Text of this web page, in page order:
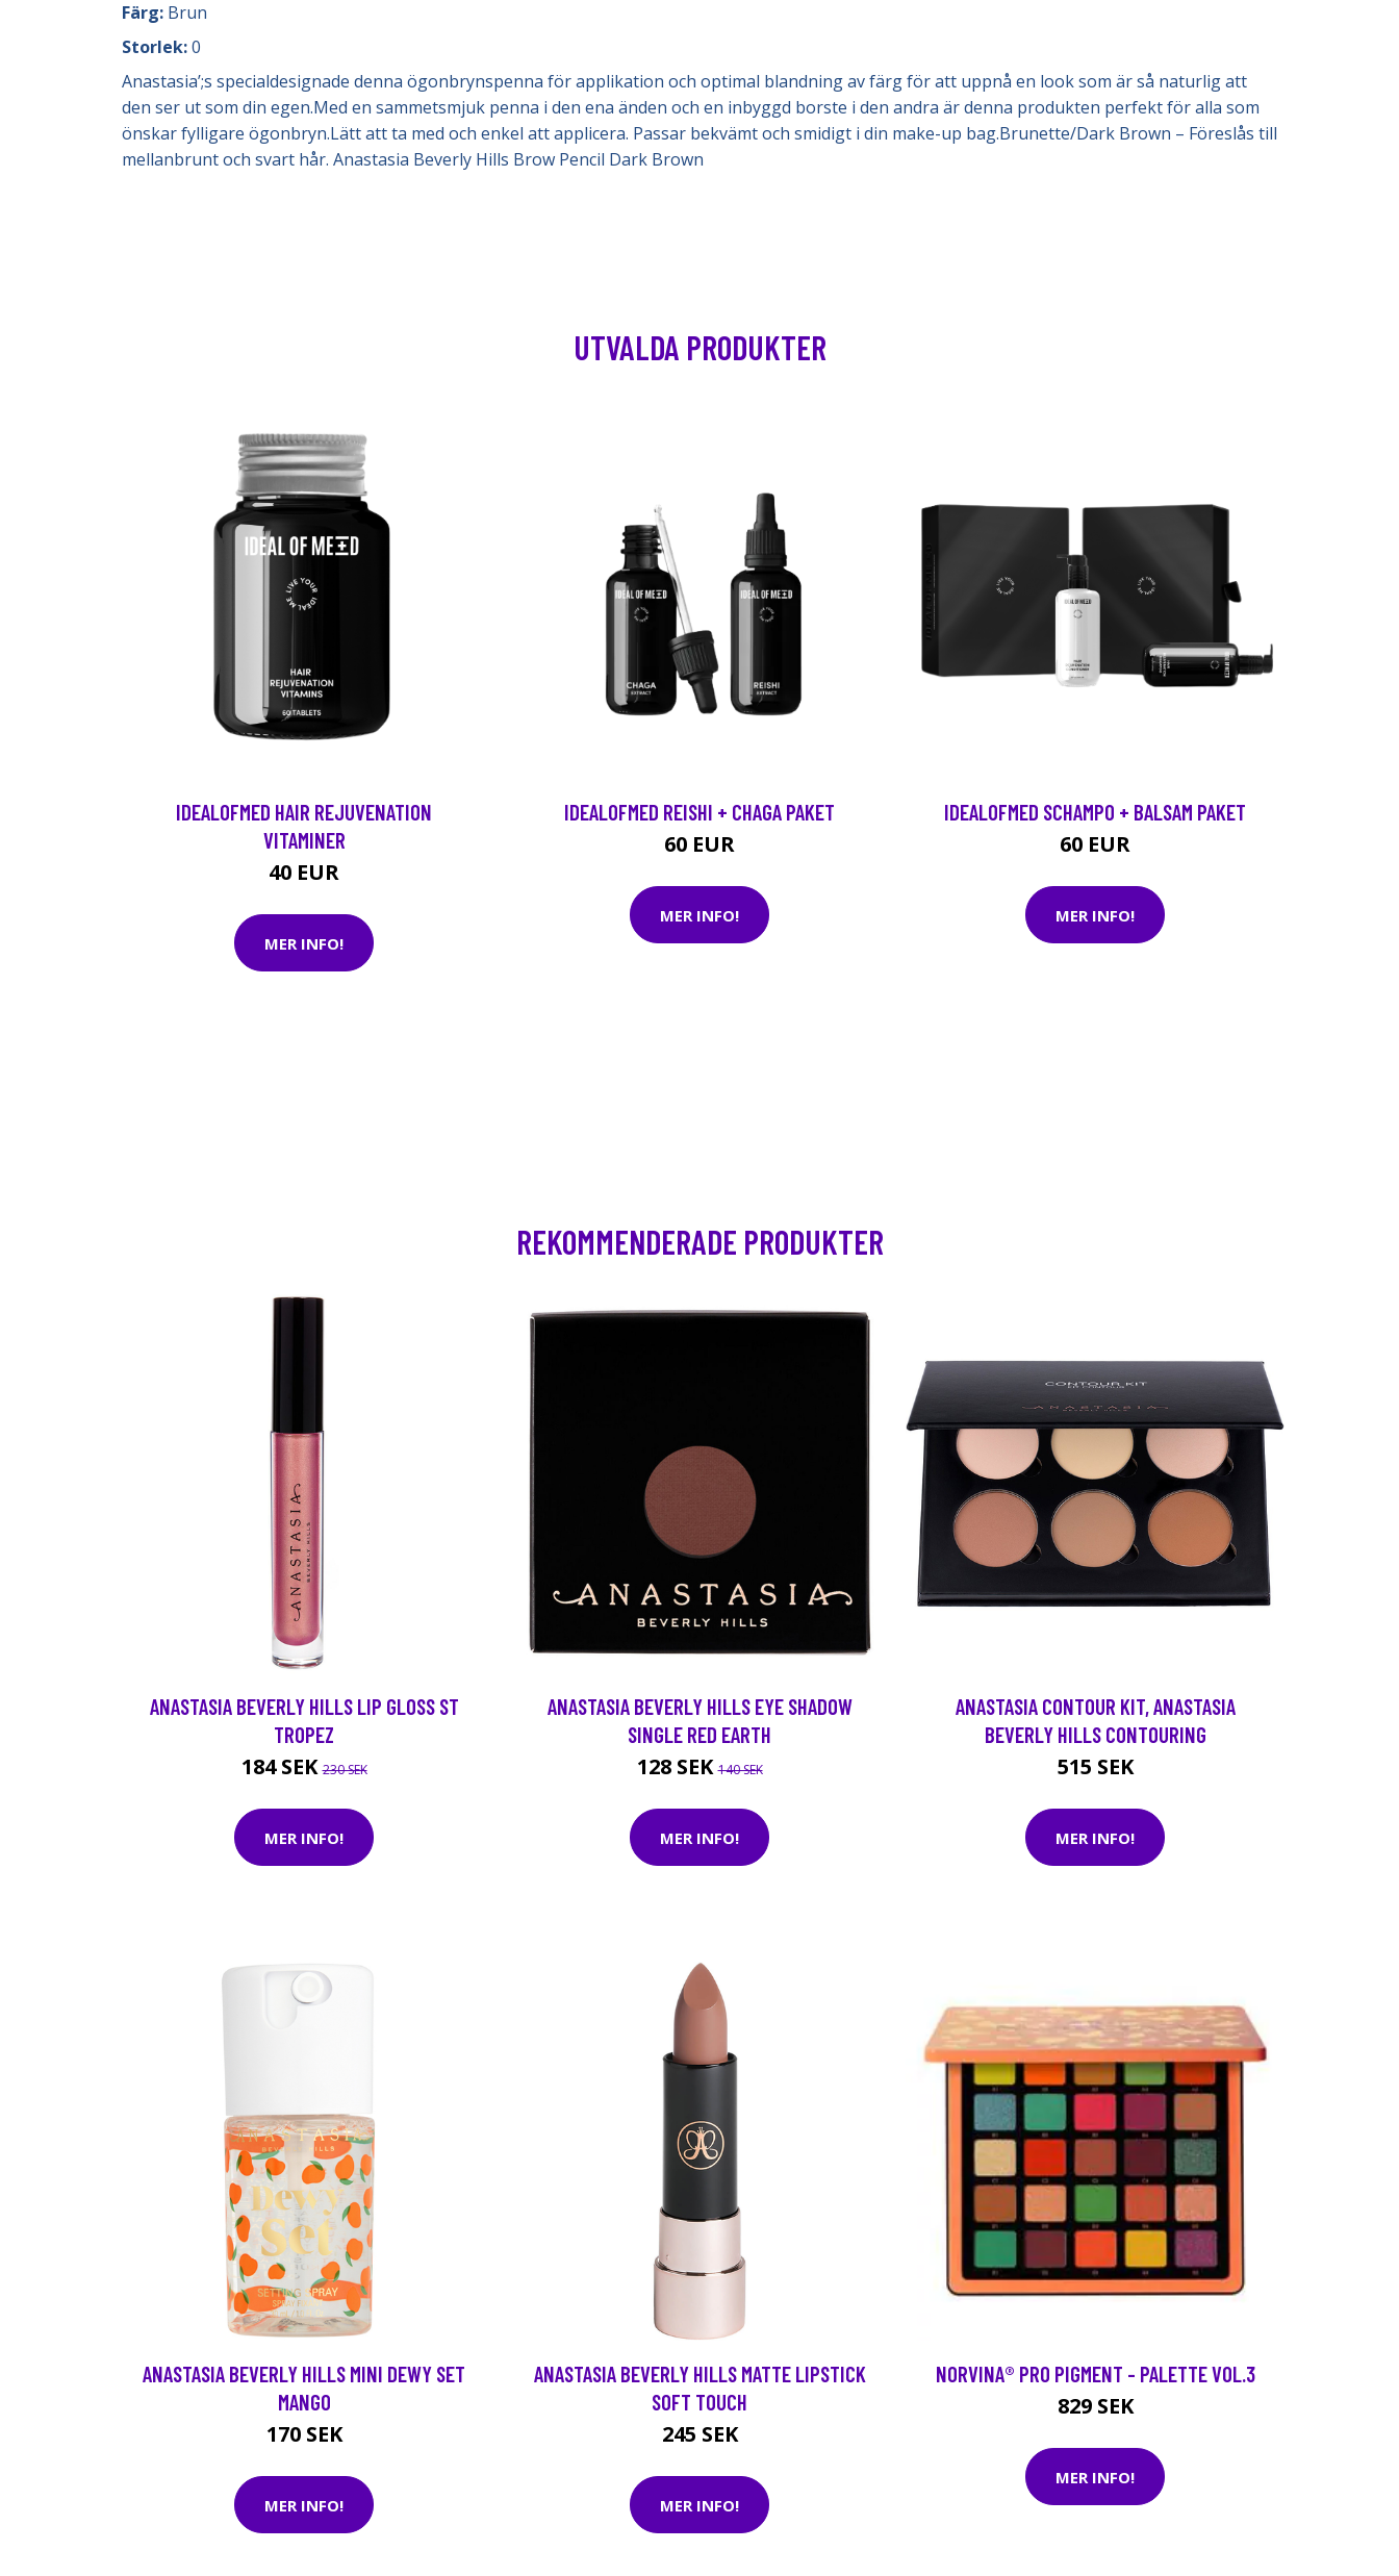
Färg: Brun
Storlek:0
Anastasia’;s specialdesignade denna ögonbrynspenna för applikation och optimal blandning av färg för att uppnå en look som är så naturlig att
den ser ut som din egen.Med en sammetsmjuk penna i den ena änden och en inbyggd borste i den andra är denna produkten perfekt för alla som
önskar fylligare ögonbryn.Lätt att ta med och enkel att applicera. Passar bekvämt och smidigt i din make-up bag.Brunette/Dark Brown – Föreslås till
mellanbrunt och svart hår. Anastasia Beverly Hills Brow Pencil Dark Brown
UTVALDA PRODUKTER
IDEALOFMED HAIR REJUVENATION
VITAMINER
40 EUR
MER INFO!
IDEALOFMED REISHI + CHAGA PAKET
60 EUR
MER INFO!
IDEALOFMED SCHAMPO + BALSAM PAKET
60 EUR
MER INFO!
REKOMMENDERADE PRODUKTER
ANASTASIA BEVERLY HILLS LIP GLOSS ST
TROPEZ
184 SEK230 SEK
MER INFO!
ANASTASIA BEVERLY HILLS EYE SHADOW
SINGLE RED EARTH
128 SEK140 SEK
MER INFO!
ANASTASIA CONTOUR KIT, ANASTASIA
BEVERLY HILLS CONTOURING
515 SEK
MER INFO!
ANASTASIA BEVERLY HILLS MINI DEWY SET
MANGO
170 SEK
MER INFO!
ANASTASIA BEVERLY HILLS MATTE LIPSTICK
SOFT TOUCH
245 SEK
MER INFO!
NORVINA® PRO PIGMENT - PALETTE VOL.3
829 SEK
MER INFO!